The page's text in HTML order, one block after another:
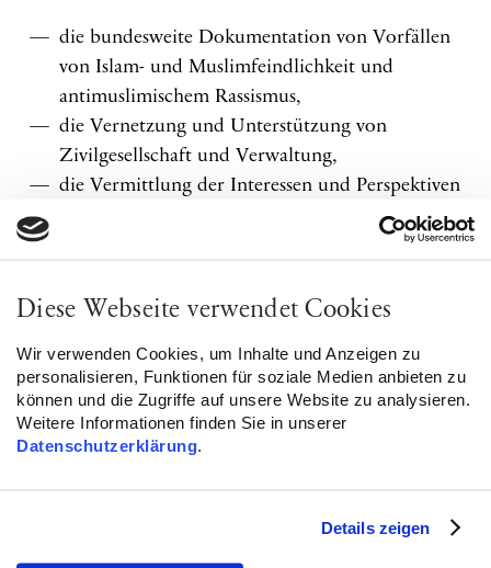
Diese Webseite verwendet Cookies
Wir verwenden Cookies, um Inhalte und Anzeigen zu
personalisieren, Funktionen für soziale Medien anbieten zu
können und die Zugriffe auf unsere Website zu analysieren.
Weitere Informationen finden Sie in unserer
Datenschutzerklärung.
Details zeigen
die bundesweite Dokumentation von Vorfällen
von Islam- und Muslimfeindlichkeit und
antimuslimischem Rassismus,
die Vernetzung und Unterstützung von
Zivilgesellschaft und Verwaltung,
die Vermittlung der Interessen und Perspektiven
praxisbezogene Impulse zu setzen,
Debatten zu bereichern,
Kampagnen zur gesellschaftlichen
Sensibilisierung für die Problematik.